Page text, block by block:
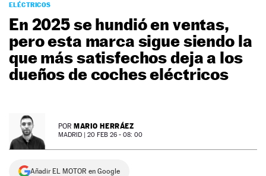
PODCAST
MOTOS
TECNOLOGÍA
SUPERCOCHES
MOTORTV
NEWSLETTER
ELÉCTRICOS
En 2025 se hundió en ventas,
pero esta marca sigue siendo la
que más satisfechos deja a los
dueños de coches eléctricos
POR MARIO HERRÁEZ
MADRID | 20 FEB 26 - 08: 00
Añadir EL MOTOR en Google